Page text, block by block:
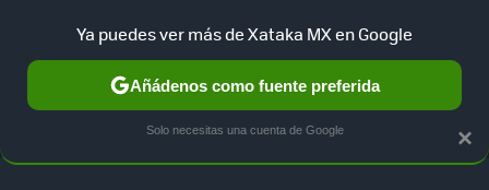
GUÍA DE COMPRAS MERCADO LIBRE ×
Ya puedes ver más de Xataka MX en Google
Añádenos como fuente preferida
Solo necesitas una cuenta de Google